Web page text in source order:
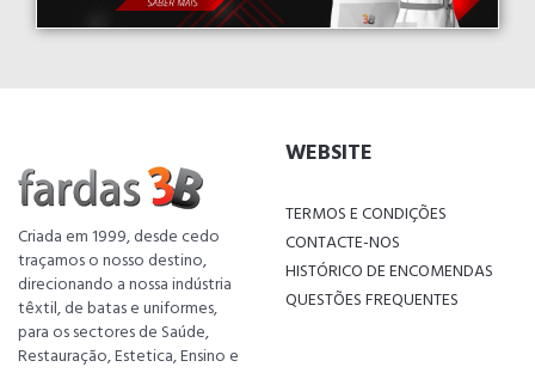
Criada em 1999, desde cedo
traçamos o nosso destino,
direcionando a nossa indústria
têxtil, de batas e uniformes,
para os sectores de Saúde,
Restauração, Estetica, Ensino e
WEBSITE
TERMOS E CONDIÇÕES
CONTACTE-NOS
HISTÓRICO DE ENCOMENDAS
QUESTÕES FREQUENTES